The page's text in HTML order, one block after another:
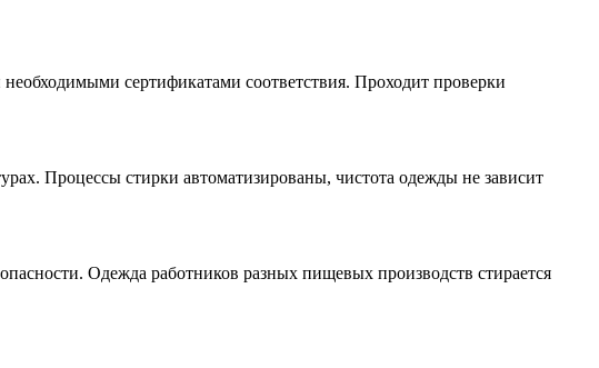
сертификатами соответствия. Проходит проверки
Процессы стирки автоматизированы, чистота одежды не зависит
Одежда работников разных пищевых производств стирается